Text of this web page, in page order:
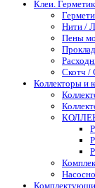
Клеи.
Нити /
Пены
Скотч /
Коллекторы и